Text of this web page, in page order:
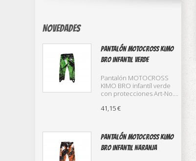
Novedades
Pantalón Motocross Kimo
Bro infantil verde
Pantalón MOTOCROSS
KIMO BRO infantíl verde
con protecciones Art-No....
41,15 €
Pantalón Motocross Kimo
Bro infantil Naranja